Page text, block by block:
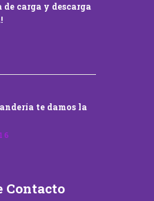
carga y descarga
te damos la
Contacto